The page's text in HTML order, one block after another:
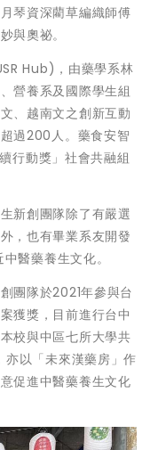
琴資深藺草編織師傅
與奧祕。
Hub)，由藥學系林
營養系及國際學生組
、越南文之創新互動
過200人。藥食安智
行動獎」社會共融組
新創團隊除了有嚴選
，也有畢業系友開發
醫藥養生文化。
團隊於2021年參與台
獲獎，目前進行台中
校與中區七所大學共
以「未來漢藥房」作
促進中醫藥養生文化